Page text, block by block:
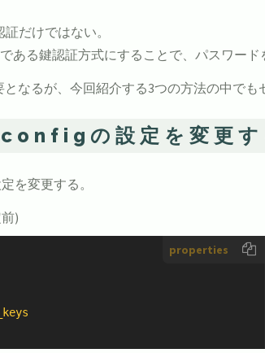
だけではない。
ある鍵認証方式にすることで、パスワード
なるが、今回紹介する3つの方法の中でも
の設定を変更す
を変更する。
)
properties